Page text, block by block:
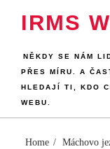
IRMS
NĚKDY SE NÁM
PŘES MÍRU. A
HLEDAJÍ TI, KDO
WEBU.
Home Máchovo